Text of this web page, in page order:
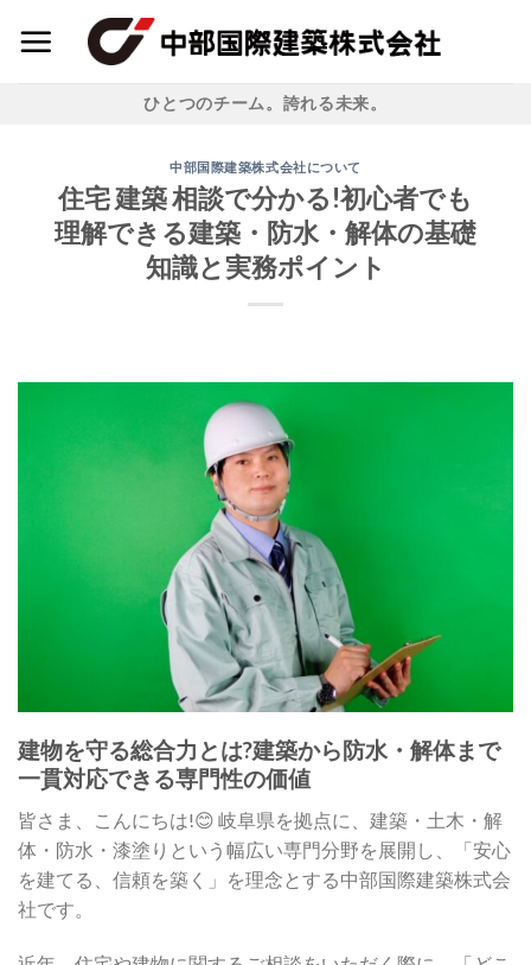
ひとつのチーム。誇れる未来。
中部国際建築株式会社について
住宅 建築 相談で分かる!初心者でも
理解できる建築・防水・解体の基礎
知識と実務ポイント
建物を守る総合力とは?建築から防水・解体まで
一貫対応できる専門性の価値
皆さま、こんにちは!😊 岐阜県を拠点に、建築・土木・解
体・防水・漆塗りという幅広い専門分野を展開し、「安心
を建てる、信頼を築く」を理念とする中部国際建築株式会
社です。